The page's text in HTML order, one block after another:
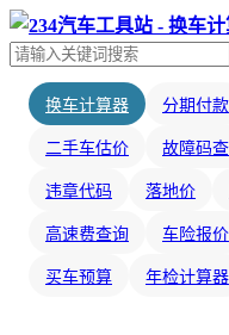
换车计算器 分期付款
二手车估价 故障码
违章代码 落地价
高速费查询 车险报价
买车预算 年检计算器